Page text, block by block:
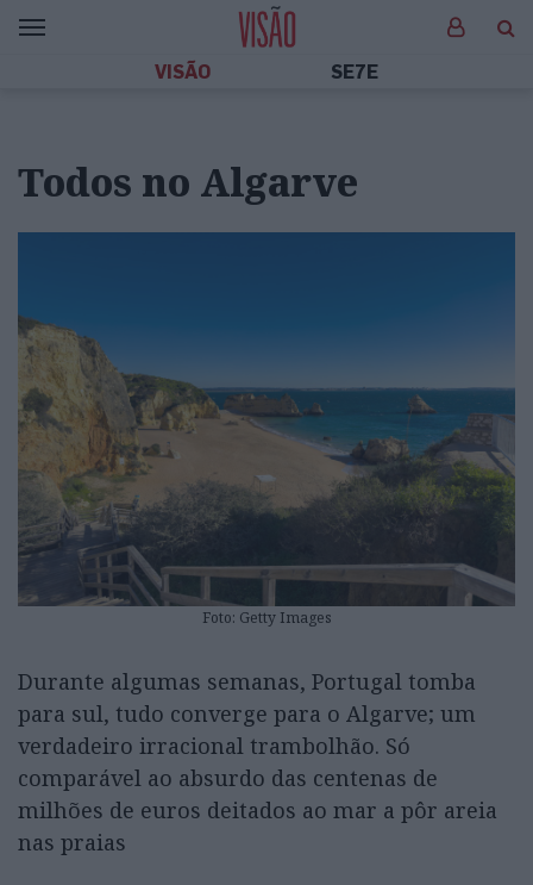
VISÃO SE7E
Todos no Algarve
Foto: Getty Images
Durante algumas semanas, Portugal tomba
para sul, tudo converge para o Algarve; um
verdadeiro irracional trambolhão. Só
comparável ao absurdo das centenas de
milhões de euros deitados ao mar a pôr areia
nas praias